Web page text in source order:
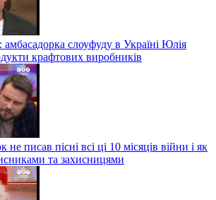
слоуфуду в Україні Юлія
крафтових виробників
писав пісні всі ці 10 місяців війни і як
та захисницями